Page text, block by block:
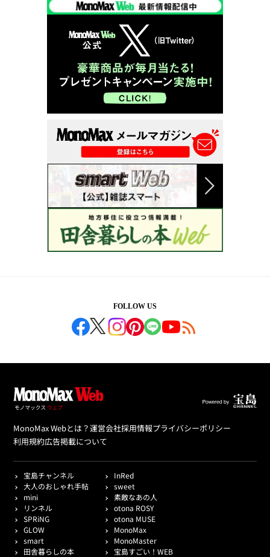
FOLLOW US
MonoMax Webとは？運営会社採用情報プライバシーポリシー
利用規約広告掲載について
宝島チャンネル
InRed
大人のおしゃれ手帖
sweet
mini
素敵なあの人
リンネル
otona ROSY
SPRiNG
otona MUSE
GLOW
MonoMax
smart
MonoMaster
田舎暮らしの本
宝島すごい！WEB